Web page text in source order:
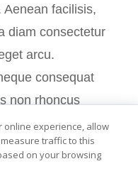
facilisis,
diam consectetur
arcu.
consequat
non rhoncus
pharetra auctor
dapibus molestie.
posuere. Integer
online experience, allow
traffic to this
on your browsing